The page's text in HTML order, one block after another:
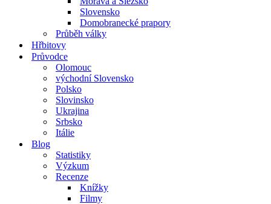
Slovensko
Domobranecké prapory
Průběh války
Hřbitovy
Průvodce
Olomouc
východní Slovensko
Polsko
Slovinsko
Ukrajina
Srbsko
Itálie
Blog
Statistiky
Výzkum
Recenze
Knížky
Filmy